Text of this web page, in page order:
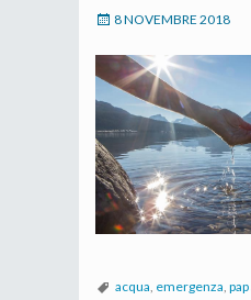
8 NOVEMBRE 2018
acqua emergenza